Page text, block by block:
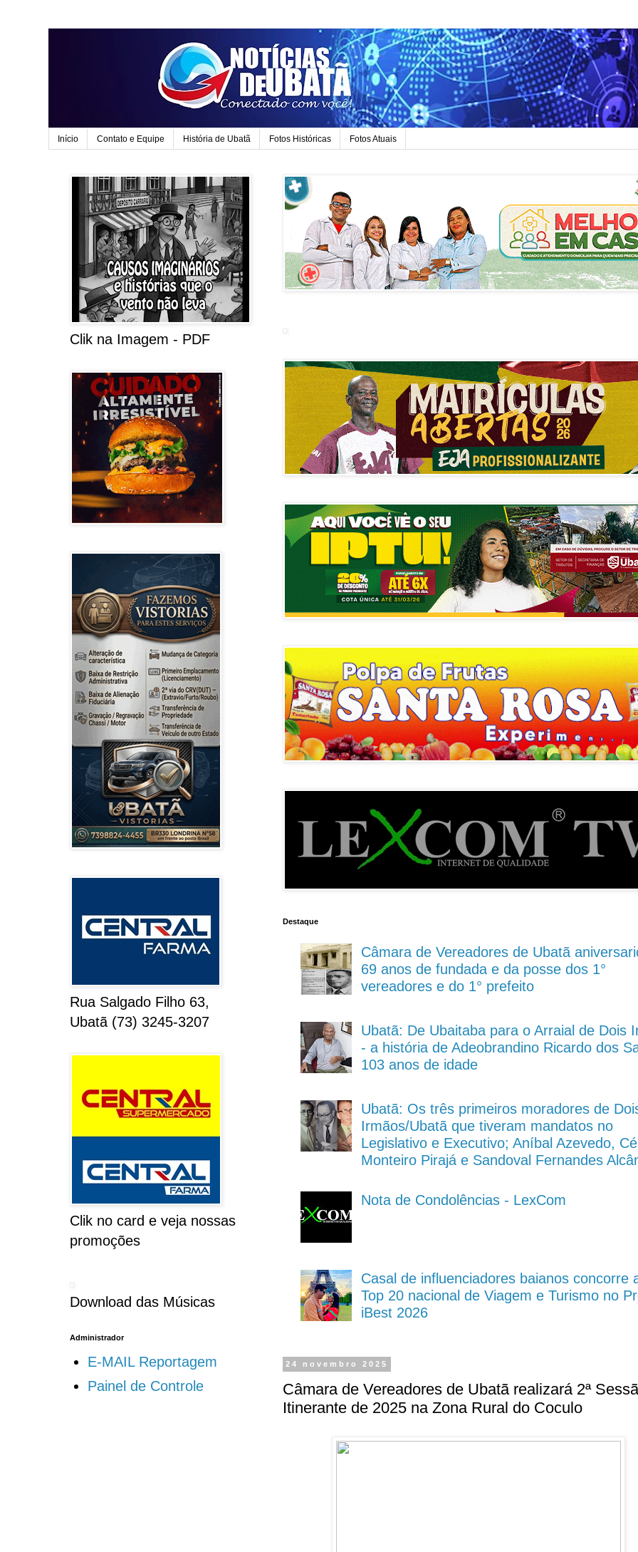
Início Contato e Equipe História de Ubatã Fotos Históricas Fotos Atuais
Destaque
Câmara de Vereadores de Ubatã
69 anos de fundada e da posse dos 1°
vereadores e do 1° prefeito
Ubatã: De Ubaitaba para o Arraial de Dois
- a história de Adeobrandino Ricardo dos
103 anos de idade
Ubatã: Os três primeiros moradores de
Irmãos/Ubatã que tiveram mandatos no
Legislativo e Executivo; Aníbal Azevedo,
Monteiro Pirajá e Sandoval Fernandes
Nota de Condolências - LexCom
Casal de influenciadores baianos concorre
Top 20 nacional de Viagem e Turismo no
iBest 2026
24 novembro 2025
Câmara de Vereadores de Ubatã realizará 2ª
Itinerante de 2025 na Zona Rural do Coculo
Clik na Imagem - PDF
Rua Salgado Filho 63,
Ubatã (73) 3245-3207
Clik no card e veja nossas
promoções
Download das Músicas
Administrador
E-MAIL Reportagem
Painel de Controle